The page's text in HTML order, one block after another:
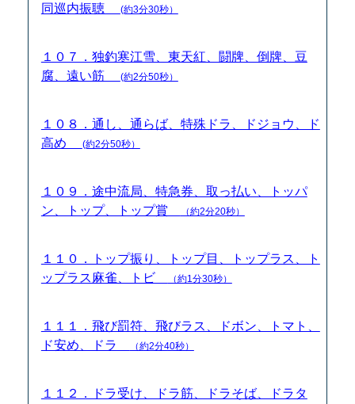
同巡内振聴
(約3分30秒）
１０７．独釣寒江雪、東天紅、闘牌、倒牌、豆
腐、遠い筋
(約2分50秒）
１０８．通し、通らば、特殊ドラ、ドジョウ、ド
高め
(約2分50秒）
１０９．途中流局、特急券、取っ払い、トッパ
ン、トップ、トップ賞
（約2分20秒）
１１０．トップ振り、トップ目、トップラス、ト
ップラス麻雀、トビ
（約1分30秒）
１１１．飛び罰符、飛びラス、ドボン、トマト、
ド安め、ドラ
（約2分40秒）
１１２．ドラ受け、ドラ筋、ドラそば、ドラタ